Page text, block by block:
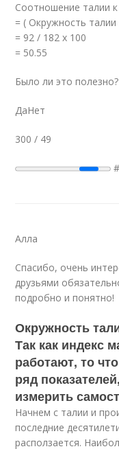
Соотношение талии к
= ( Окружность
= 92 / 182 x 100
= 50.55
Было ли это полезно?
ДаНет
300 / 49
Aлла
Спасибо, очень
друзьями
подробно и понятно!
Окружность
Так как индекс
работают, то
ряд
измерить
Начнем с талии и
последние
расползается.